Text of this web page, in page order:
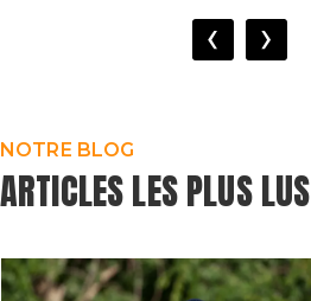
‹ ›
NOTRE BLOG
ARTICLES LES PLUS LUS